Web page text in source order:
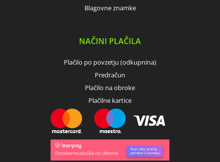
Blagovne znamke
NAČINI PLAČILA
Plačilo po povzetju (odkupnina)
Predračun
Plačilo na obroke
Plačilne kartice